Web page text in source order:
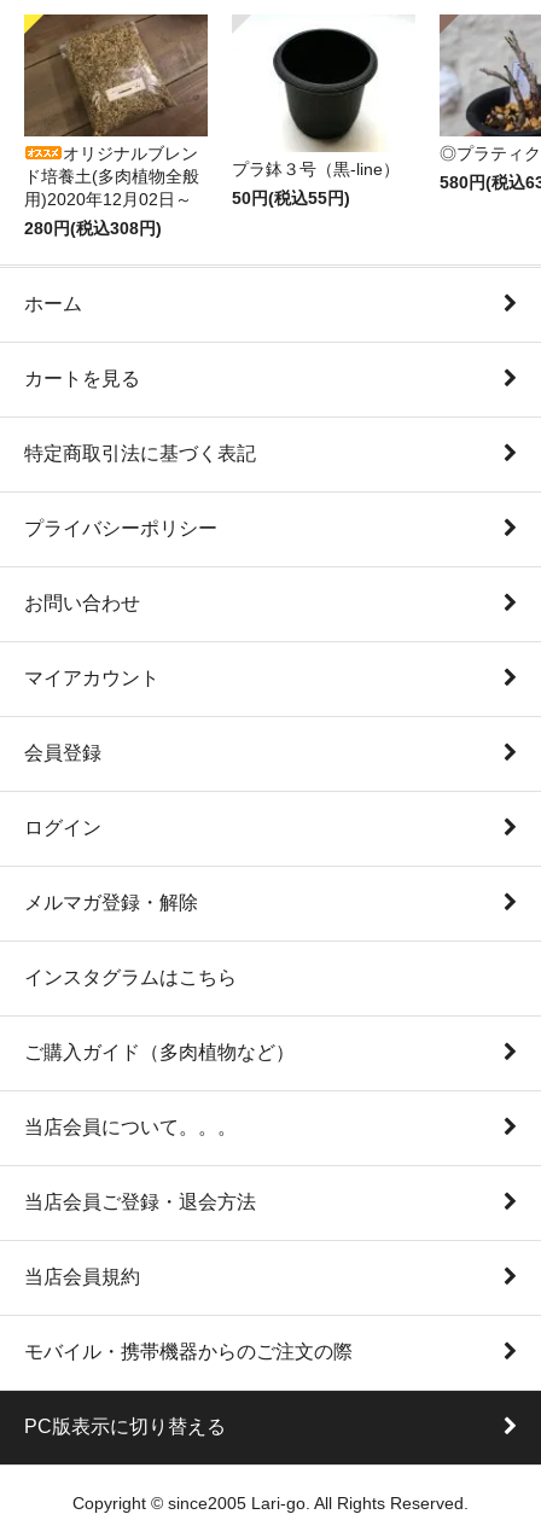
オリジナルブレン
ド培養土(多肉植物全般
用)2020年12月02日～
280円(税込308円)
プラ鉢３号（黒-line）
50円(税込55円)
◎プラティ
580円(税込
ホーム
カートを見る
特定商取引法に基づく表記
プライバシーポリシー
お問い合わせ
マイアカウント
会員登録
ログイン
メルマガ登録・解除
インスタグラムはこちら
ご購入ガイド（多肉植物など）
当店会員について。。。
当店会員ご登録・退会方法
当店会員規約
モバイル・携帯機器からのご注文の際
PC版表示に切り替える
Copyright © since2005 Lari-go. All Rights Reserved.